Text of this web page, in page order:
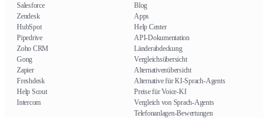
Salesforce
Zendesk
HubSpot
Pipedrive
Zoho CRM
Gong
Zapier
Freshdesk
Help Scout
Intercom
Blog
Apps
Help Center
API-Dokumentation
Länderabdeckung
Vergleichsübersicht
Alternativenübersicht
Alternative für KI-Sprach-Agents
Preise für Voice-KI
Vergleich von Sprach-Agents
Telefonanlagen-Bewertungen